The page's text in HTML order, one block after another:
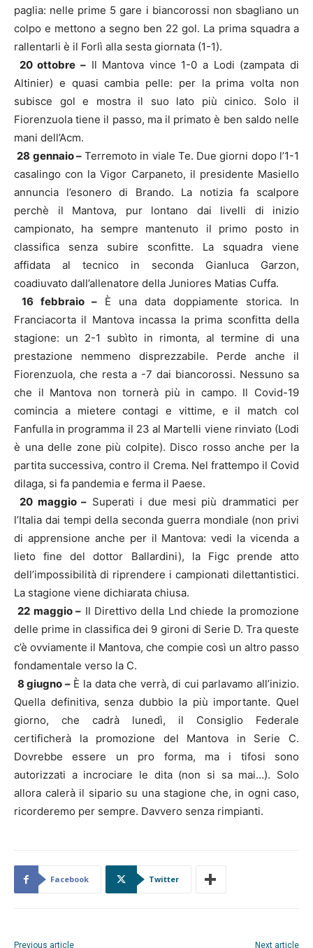
paglia: nelle prime 5 gare i biancorossi non sbagliano un
colpo e mettono a segno ben 22 gol. La prima squadra a
rallentarli è il Forlì alla sesta giornata (1-1).
20 ottobre –Il Mantova vince 1-0 a Lodi (zampata di
Altinier) e quasi cambia pelle: per la prima volta non
subisce gol e mostra il suo lato più cinico. Solo il
Fiorenzuola tiene il passo, ma il primato è ben saldo nelle
mani dell’Acm.
28 gennaio –Terremoto in viale Te. Due giorni dopo l’1-1
casalingo con la Vigor Carpaneto, il presidente Masiello
annuncia l’esonero di Brando. La notizia fa scalpore
perchè il Mantova, pur lontano dai livelli di inizio
campionato, ha sempre mantenuto il primo posto in
classifica senza subire sconfitte. La squadra viene
affidata al tecnico in seconda Gianluca Garzon,
coadiuvato dall’allenatore della Juniores Matias Cuffa.
16 febbraio – È una data doppiamente storica. In
Franciacorta il Mantova incassa la prima sconfitta della
stagione: un 2-1 subìto in rimonta, al termine di una
prestazione nemmeno disprezzabile. Perde anche il
Fiorenzuola, che resta a -7 dai biancorossi. Nessuno sa
che il Mantova non tornerà più in campo. Il Covid-19
comincia a mietere contagi e vittime, e il match col
Fanfulla in programma il 23 al Martelli viene rinviato (Lodi
è una delle zone più colpite). Disco rosso anche per la
partita successiva, contro il Crema. Nel frattempo il Covid
dilaga, si fa pandemia e ferma il Paese.
20 maggio – Superati i due mesi più drammatici per
l’Italia dai tempi della seconda guerra mondiale (non privi
di apprensione anche per il Mantova: vedi la vicenda a
lieto fine del dottor Ballardini), la Figc prende atto
dell’impossibilità di riprendere i campionati dilettantistici.
La stagione viene dichiarata chiusa.
22 maggio – Il Direttivo della Lnd chiede la promozione
delle prime in classifica dei 9 gironi di Serie D. Tra queste
c’è ovviamente il Mantova, che compie così un altro passo
fondamentale verso la C.
8 giugno –È la data che verrà, di cui parlavamo all’inizio.
Quella definitiva, senza dubbio la più importante. Quel
giorno, che cadrà lunedì, il Consiglio Federale
certificherà la promozione del Mantova in Serie C.
Dovrebbe essere un pro forma, ma i tifosi sono
autorizzati a incrociare le dita (non si sa mai…). Solo
allora calerà il sipario su una stagione che, in ogni caso,
ricorderemo per sempre. Davvero senza rimpianti.
Facebook Twitter
Previous article Next article